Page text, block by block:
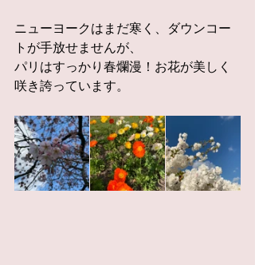
ニューヨークはまだ寒く、ダウンコー
トが手放せませんが、
パリはすっかり春爛漫！お花が美しく
咲き誇っています。